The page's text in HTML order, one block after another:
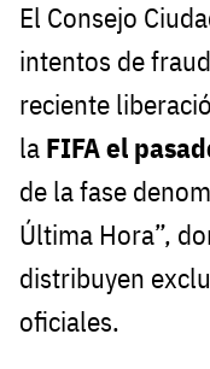
El Consejo
intentos de
reciente
la FIFA el
de la fase
Última Hora”,
distribuyen
oficiales.